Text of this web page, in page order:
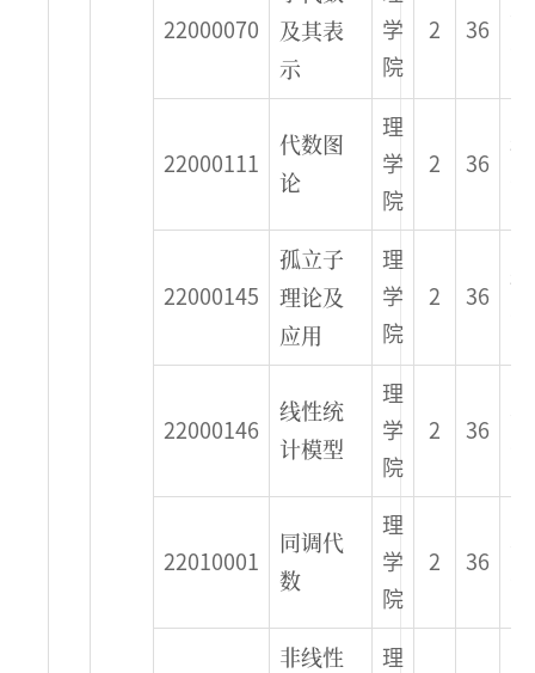
22000070
及其表
示
学
院
2 36
22000111
代数图
论
理
学
院
2 36
秋
22000145
孤立子
理论及
应用
理
学
院
2 36
秋
22000146
线性统
计模型
理
学
院
2 36
22010001
同调代
数
理
学
院
2 36
非线性
理